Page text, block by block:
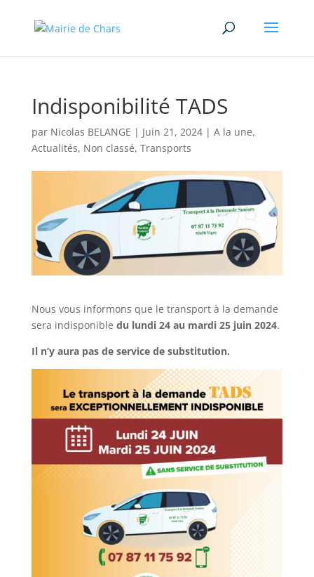
Indisponibilité TADS
par Nicolas BELANGE | Juin 21, 2024| A la une,
Actualités, Non classé, Transports
Nous vous informons que le transport à la demande
sera indisponible du lundi 24 au mardi 25 juin 2024.
Il n’y aura pas de service de substitution.